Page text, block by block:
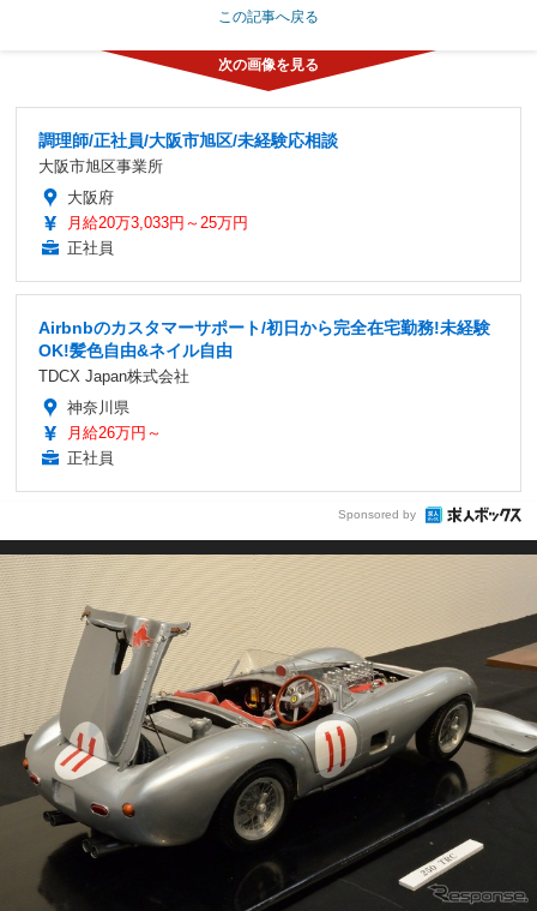
この記事へ戻る
調理師/正社員/大阪市旭区/未経験応相談
大阪市旭区事業所
大阪府
月給20万3,033円～25万円
正社員
Airbnbのカスタマーサポート/初日から完全在宅勤務!未経験
OK!髪色自由&ネイル自由
TDCX Japan株式会社
神奈川県
月給26万円～
正社員
Sponsored by